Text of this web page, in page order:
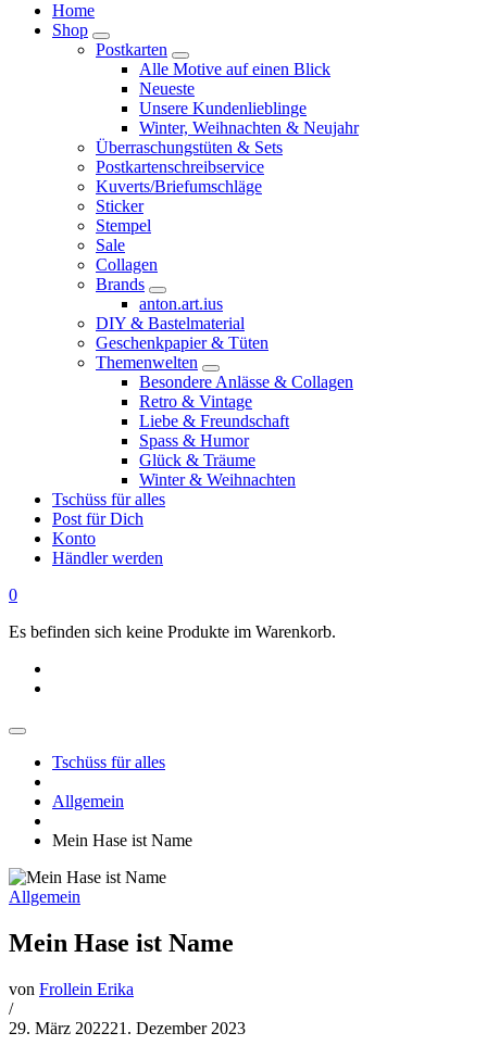
Home
Shop
Postkarten
Alle Motive auf einen Blick
Neueste
Unsere Kundenlieblinge
Winter, Weihnachten & Neujahr
Überraschungstüten & Sets
Postkartenschreibservice
Kuverts/Briefumschläge
Sticker
Stempel
Sale
Collagen
Brands
anton.art.ius
DIY & Bastelmaterial
Geschenkpapier & Tüten
Themenwelten
Besondere Anlässe & Collagen
Retro & Vintage
Liebe & Freundschaft
Spass & Humor
Glück & Träume
Winter & Weihnachten
Tschüss für alles
Post für Dich
Konto
Händler werden
0
Es befinden sich keine Produkte im Warenkorb.
Tschüss für alles
Allgemein
Mein Hase ist Name
Allgemein
Mein Hase ist Name
von Frollein Erika
/
29. März 202221. Dezember 2023